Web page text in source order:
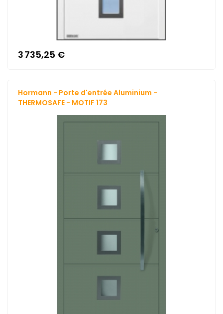
3 735,25 €
Hormann - Porte d'entrée Aluminium -
THERMOSAFE - MOTIF 173